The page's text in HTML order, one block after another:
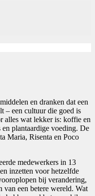
en dranken dat een
– een cultuur die goed is
alles wat lekker is: koffie en
en plantaardige voeding. De
Maria, Risenta en Poco
medewerkers in 13
inzetten voor hetzelfde
bij verandering,
van een betere wereld. Wat